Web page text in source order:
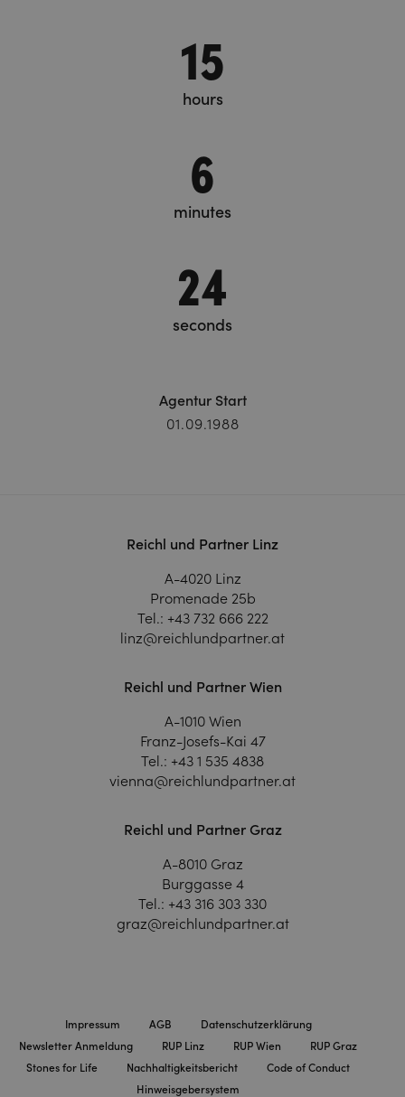
15
hours
6
minutes
24
seconds
Agentur Start
01.09.1988
Reichl und Partner Linz
A-4020 Linz
Promenade 25b
Tel.: +43 732 666 222
linz@reichlundpartner.at
Reichl und Partner Wien
A-1010 Wien
Franz-Josefs-Kai 47
Tel.: +43 1 535 4838
vienna@reichlundpartner.at
Reichl und Partner Graz
A-8010 Graz
Burggasse 4
Tel.: +43 316 303 330
graz@reichlundpartner.at
Impressum AGB
Datenschutzerklärung
Newsletter Anmeldung
RUP Linz RUP Wien
RUP Graz
Stones for Life
Nachhaltigkeitsbericht
Code of Conduct
Hinweisgebersystem